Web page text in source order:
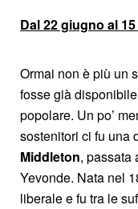
Dal22 giugno al
Ormai non è più un
fosse già
popolare. Un po’
sostenitori ci fu una
Middleton, passata
Yevonde. Nata nel
liberale e fu tra le